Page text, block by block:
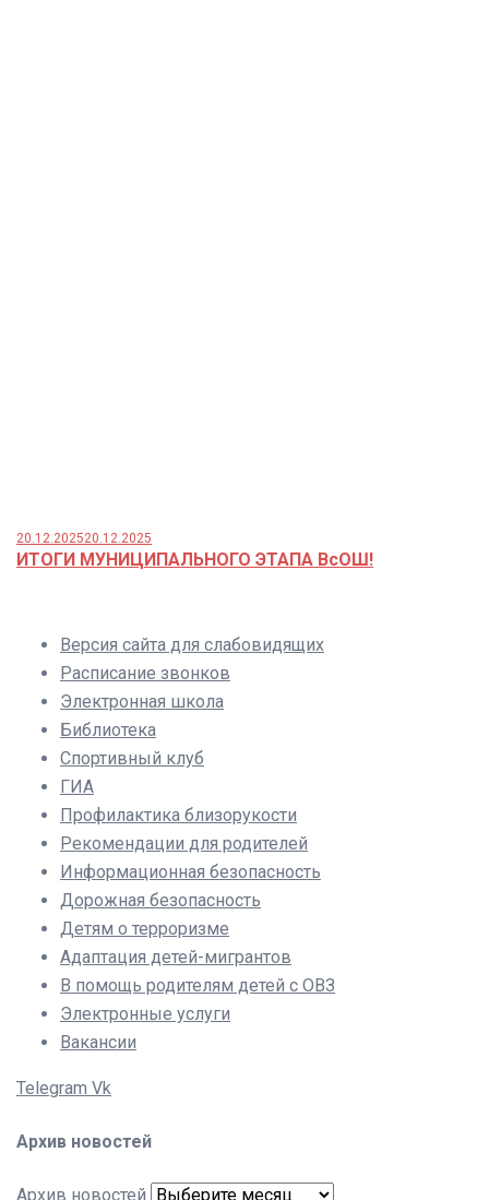
20.12.202520.12.2025
ИТОГИ МУНИЦИПАЛЬНОГО ЭТАПА ВсОШ!
Версия сайта для слабовидящих
Расписание звонков
Электронная школа
Библиотека
Спортивный клуб
ГИА
Профилактика близорукости
Рекомендации для родителей
Информационная безопасность
Дорожная безопасность
Детям о терроризме
Адаптация детей-мигрантов
В помощь родителям детей с ОВЗ
Электронные услуги
Вакансии
Telegram Vk
Архив новостей
Архив новостей